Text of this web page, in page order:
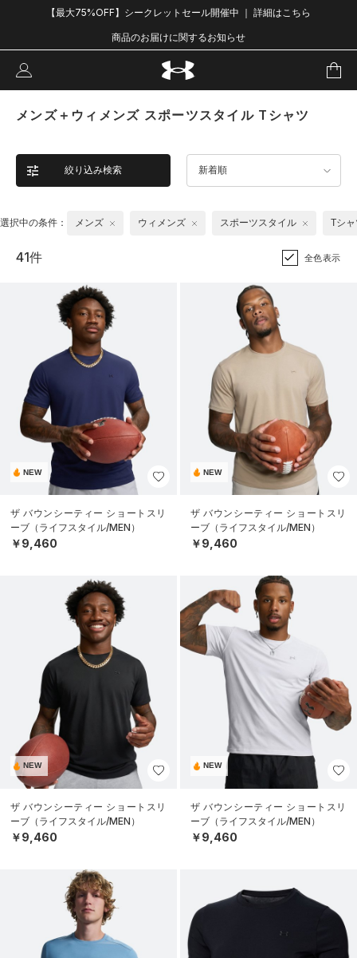
【最大75%OFF】シークレットセール開催中 ｜ 詳細はこちら
商品のお届けに関するお知らせ
メンズ＋ウィメンズ スポーツスタイル Tシャツ
絞り込み検索 新着順
選択中の条件： メンズ ウィメンズ スポーツスタイル Tシ
41件 全色表示
NEW
ザ バウンシーティー ショートスリ
ーブ（ライフスタイル/MEN）
￥9,460
NEW
ザ バウンシーティー ショートスリ
ーブ（ライフスタイル/MEN）
￥9,460
NEW
ザ バウンシーティー ショートスリ
ーブ（ライフスタイル/MEN）
￥9,460
NEW
ザ バウンシーティー ショートスリ
ーブ（ライフスタイル/MEN）
￥9,460